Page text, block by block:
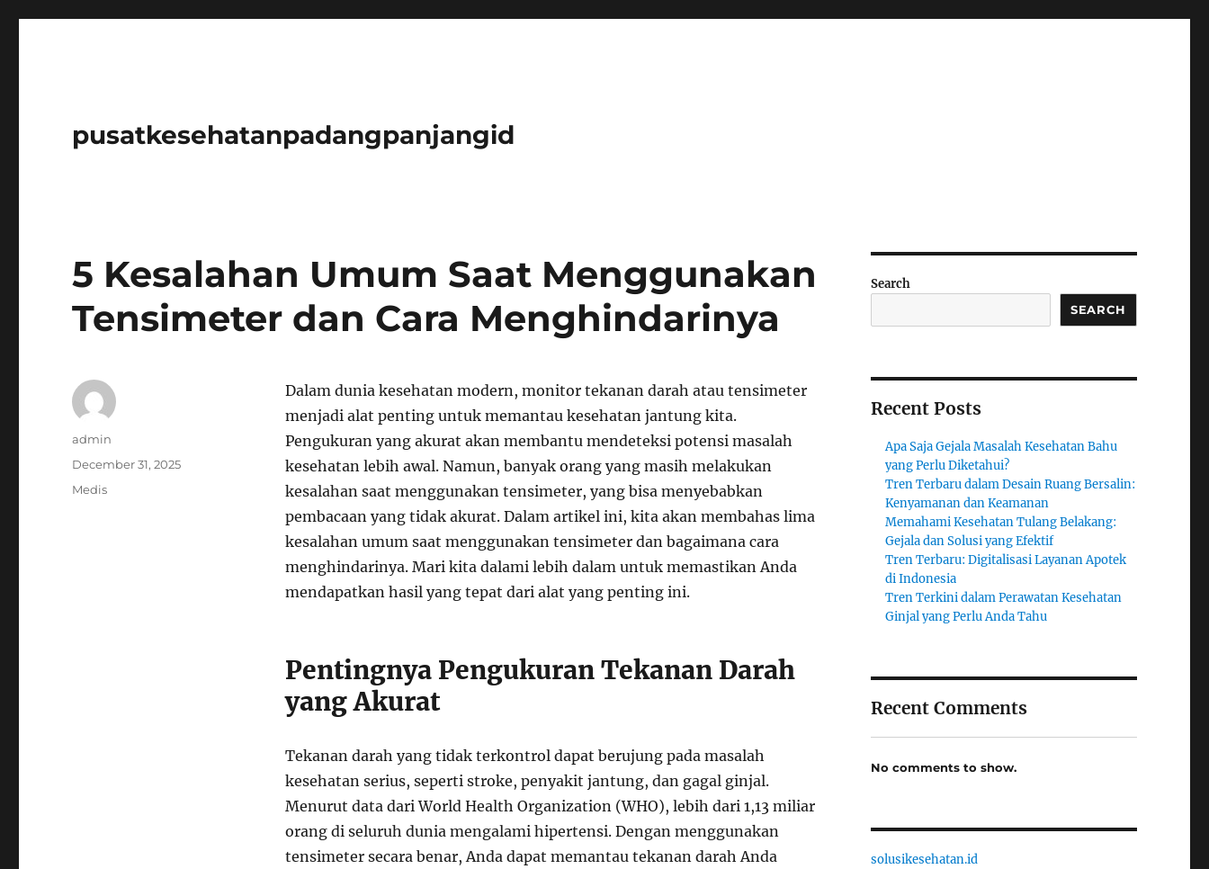
pusatkesehatanpadangpanjangid
5 Kesalahan Umum Saat Menggunakan
Tensimeter dan Cara Menghindarinya
Dalam dunia kesehatan modern, monitor tekanan darah atau tensimeter
menjadi alat penting untuk memantau kesehatan jantung kita.
Pengukuran yang akurat akan membantu mendeteksi potensi masalah
kesehatan lebih awal. Namun, banyak orang yang masih melakukan
kesalahan saat menggunakan tensimeter, yang bisa menyebabkan
pembacaan yang tidak akurat. Dalam artikel ini, kita akan membahas lima
kesalahan umum saat menggunakan tensimeter dan bagaimana cara
menghindarinya. Mari kita dalami lebih dalam untuk memastikan Anda
mendapatkan hasil yang tepat dari alat yang penting ini.
Pentingnya Pengukuran Tekanan Darah
yang Akurat
Tekanan darah yang tidak terkontrol dapat berujung pada masalah
kesehatan serius, seperti stroke, penyakit jantung, dan gagal ginjal.
Menurut data dari World Health Organization (WHO), lebih dari 1,13 miliar
orang di seluruh dunia mengalami hipertensi. Dengan menggunakan
tensimeter secara benar, Anda dapat memantau tekanan darah Anda
Author
admin
Posted
December 31, 2025
Categories
Medis
Search
SEARCH
Recent Posts
Apa Saja Gejala Masalah Kesehatan Bahu
yang Perlu Diketahui?
Tren Terbaru dalam Desain Ruang Bersalin:
Kenyamanan dan Keamanan
Memahami Kesehatan Tulang Belakang:
Gejala dan Solusi yang Efektif
Tren Terbaru: Digitalisasi Layanan Apotek
di Indonesia
Tren Terkini dalam Perawatan Kesehatan
Ginjal yang Perlu Anda Tahu
Recent Comments
No comments to show.
solusikesehatan.id